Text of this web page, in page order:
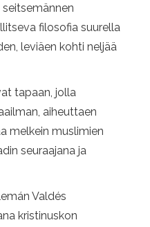
filosofia suurella
leviäen kohti neljää
tapaan, jolla
aiheuttaen
melkein muslimien
seuraajana ja
Valdés
kristinuskon